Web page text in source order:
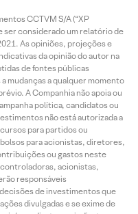
CCTVM S/A (“XP
ser considerado um relatório de
As opiniões, projeções e
da opinião do autor na
de fontes públicas
mudanças a qualquer momento
A Companhia não apoia ou
política, candidatos ou
não está autorizada a
para partidos ou
para acionistas, diretores,
ou gastos neste
acionistas,
responsáveis
de investimentos que
divulgadas e se exime de